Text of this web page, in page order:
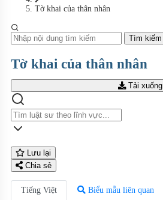
Tờ khai của thân nhân
Tìm kiếm
Tờ khai của thân nhân
Tải xuống
Lưu lại
Chia sẻ
Tiếng Việt Biểu mẫu liên quan